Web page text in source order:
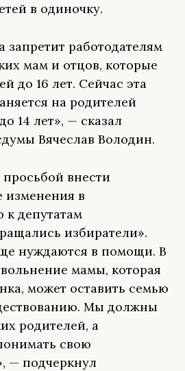
в одиночку.
запретит работодателям
мам и отцов, которые
до 16 лет. Сейчас эта
на родителей
14 лет», — сказал
Вячеслав Володин.
внести
изменения в
к депутатам
избиратели».
нуждаются в помощи. В
мамы, которая
может оставить семью
Мы должны
родителей, а
свою
— подчеркнул